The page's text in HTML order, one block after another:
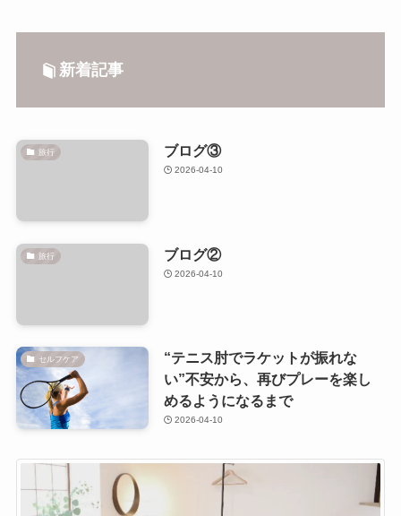
新着記事
旅行 ブログ③
2026-04-10
旅行 ブログ②
2026-04-10
セルフケア
“テニス肘でラケットが振れな
い”不安から、再びプレーを楽し
めるようになるまで
2026-04-10